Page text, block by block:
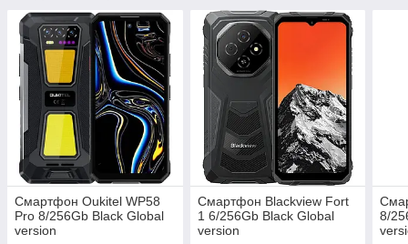
Смартфон Oukitel WP58
Pro 8/256Gb Black Global
version
Смартфон Blackview Fort
1 6/256Gb Black Global
version
8/